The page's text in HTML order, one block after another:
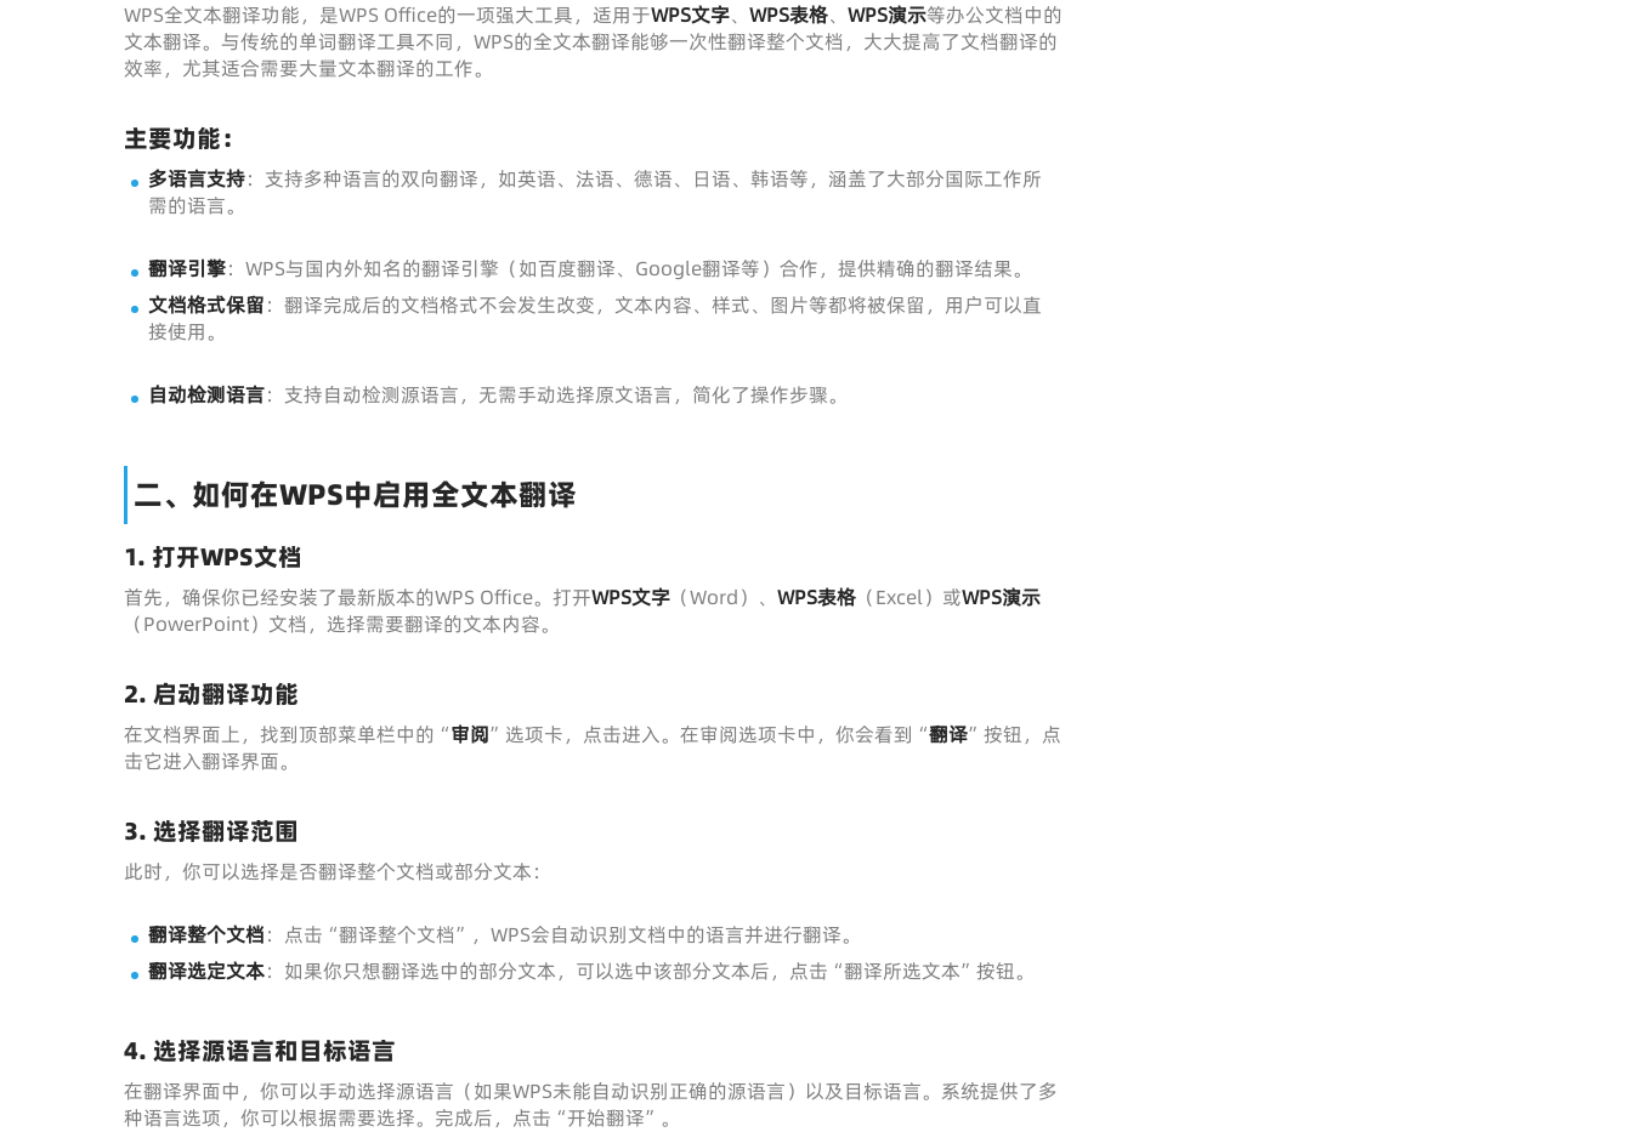
WPS全文本翻译功能，是WPS Office的一项强大工具，适用于WPS文字、 WPS表格、 WPS演示等办公文档中的
文本翻译。与传统的单词翻译工具不同，WPS的全文本翻译能够一次性翻译整个文档，大大提高了文档翻译的
效率，尤其适合需要大量文本翻译的工作。
主要功能：
多语言支持：支持多种语言的双向翻译，如英语、法语、德语、日语、韩语等，涵盖了大部分国际工作所
需的语言。
翻译引擎：WPS与国内外知名的翻译引擎（如百度翻译、Google翻译等）合作，提供精确的翻译结果。
文档格式保留：翻译完成后的文档格式不会发生改变，文本内容、样式、图片等都将被保留，用户可以直
接使用。
自动检测语言：支持自动检测源语言，无需手动选择原文语言，简化了操作步骤。
二、如何在WPS中启用全文本翻译
1. 打开WPS文档
首先，确保你已经安装了最新版本的WPS Office。打开WPS文字 （Word）、 WPS表格 （Excel）或WPS演示
（PowerPoint）文档，选择需要翻译的文本内容。
2. 启动翻译功能
在文档界面上，找到顶部菜单栏中的“审阅”选项卡，点击进入。在审阅选项卡中，你会看到“翻译”按钮，点
击它进入翻译界面。
3. 选择翻译范围
此时，你可以选择是否翻译整个文档或部分文本：
翻译整个文档：点击“翻译整个文档”，WPS会自动识别文档中的语言并进行翻译。
翻译选定文本：如果你只想翻译选中的部分文本，可以选中该部分文本后，点击“翻译所选文本”按钮。
4. 选择源语言和目标语言
在翻译界面中，你可以手动选择源语言（如果WPS未能自动识别正确的源语言）以及目标语言。系统提供了多
种语言选项，你可以根据需要选择。完成后，点击“开始翻译”。